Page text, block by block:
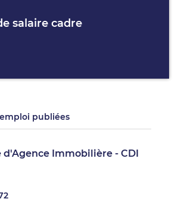
salaire cadre
publiées
d'Agence Immobilière - CDI